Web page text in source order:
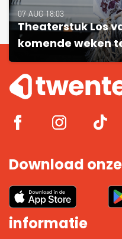
07 AUG 18:03
Theaterstuk Los
komende weken
Download
informatie